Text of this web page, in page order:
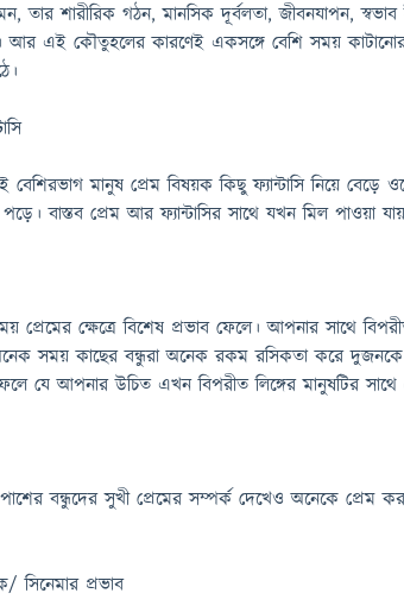
তার শারীরিক গঠন, মানসিক দূর্বলতা, জীবনযাপন, স্বভাব
এই কৌতুহলের কারণেই একসঙ্গে বেশি সময় কাটানোর
বেশিরভাগ মানুষ প্রেম বিষয়ক কিছু ফ্যান্টাসি নিয়ে বেড়ে
পড়ে। বাস্তব প্রেম আর ফ্যান্টাসির সাথে যখন মিল পাওয়া
প্রেমের ক্ষেত্রে বিশেষ প্রভাব ফেলে। আপনার সাথে
সময় কাছের বন্ধুরা অনেক রকম রসিকতা করে
যে আপনার উচিত এখন বিপরীত লিঙ্গের মানুষটির সাথে
বন্ধুদের সুখী প্রেমের সম্পর্ক দেখেও অনেকে প্রেম
সিনেমার প্রভাব